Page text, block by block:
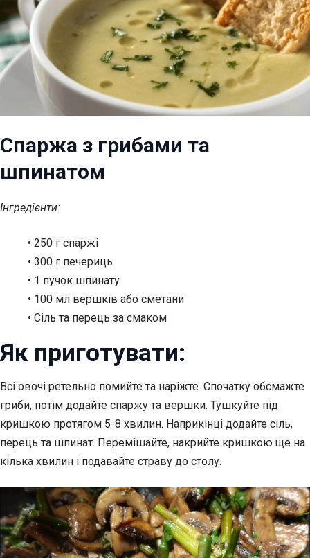
Спаржа з грибами та
шпинатом
Інгредієнти:
• 250 г спаржі
• 300 г печериць
• 1 пучок шпинату
• 100 мл вершків або сметани
• Сіль та перець за смаком
Як приготувати:
Всі овочі ретельно помийте та наріжте. Спочатку обсмажте
гриби, потім додайте спаржу та вершки. Тушкуйте під
кришкою протягом 5-8 хвилин. Наприкінці додайте сіль,
перець та шпинат. Перемішайте, накрийте кришкою ще на
кілька хвилин і подавайте страву до столу.